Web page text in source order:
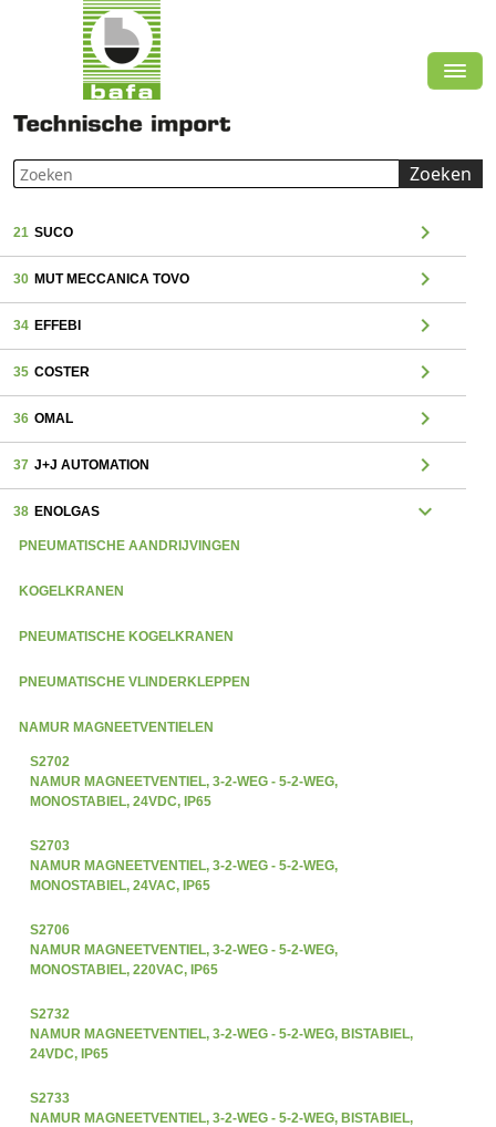
Zoeken
21 SUCO chevron_right
30 MUT MECCANICA TOVO chevron_right
34 EFFEBI chevron_right
35 COSTER chevron_right
36 OMAL chevron_right
37 J+J AUTOMATION chevron_right
38 ENOLGAS expand_more
PNEUMATISCHE AANDRIJVINGEN
KOGELKRANEN
PNEUMATISCHE KOGELKRANEN
PNEUMATISCHE VLINDERKLEPPEN
NAMUR MAGNEETVENTIELEN
S2702
NAMUR MAGNEETVENTIEL, 3-2-WEG - 5-2-WEG,
MONOSTABIEL, 24VDC, IP65
S2703
NAMUR MAGNEETVENTIEL, 3-2-WEG - 5-2-WEG,
MONOSTABIEL, 24VAC, IP65
S2706
NAMUR MAGNEETVENTIEL, 3-2-WEG - 5-2-WEG,
MONOSTABIEL, 220VAC, IP65
S2732
NAMUR MAGNEETVENTIEL, 3-2-WEG - 5-2-WEG, BISTABIEL,
24VDC, IP65
S2733
NAMUR MAGNEETVENTIEL, 3-2-WEG - 5-2-WEG, BISTABIEL,